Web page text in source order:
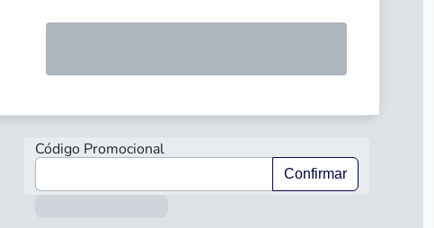
Código Promocional
Confirmar